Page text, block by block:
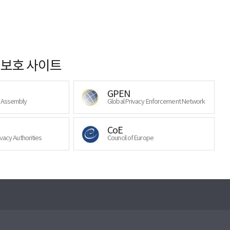
호 사이트
GPEN
Global Privacy Enforcement Network
Authorities
CoE
Council of Europe